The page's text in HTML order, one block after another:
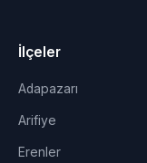
İlçeler
Adapazarı
Arifiye
Erenler